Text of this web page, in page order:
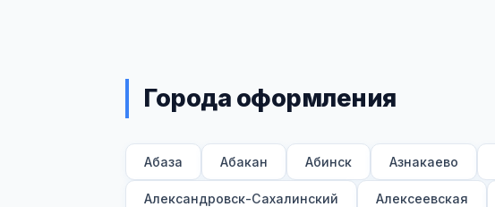
Города оформления
Абаза Абакан Абинск Азнакаево
Александровск-Сахалинский Алексеевская